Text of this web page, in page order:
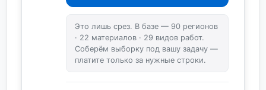
Это лишь срез. В базе — 90 регионов
· 22 материалов · 29 видов работ.
Соберём выборку под вашу задачу —
платите только за нужные строки.